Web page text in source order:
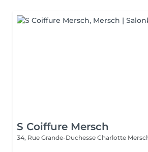
S Coiffure Mersch
34, Rue Grande-Duchesse Charlotte